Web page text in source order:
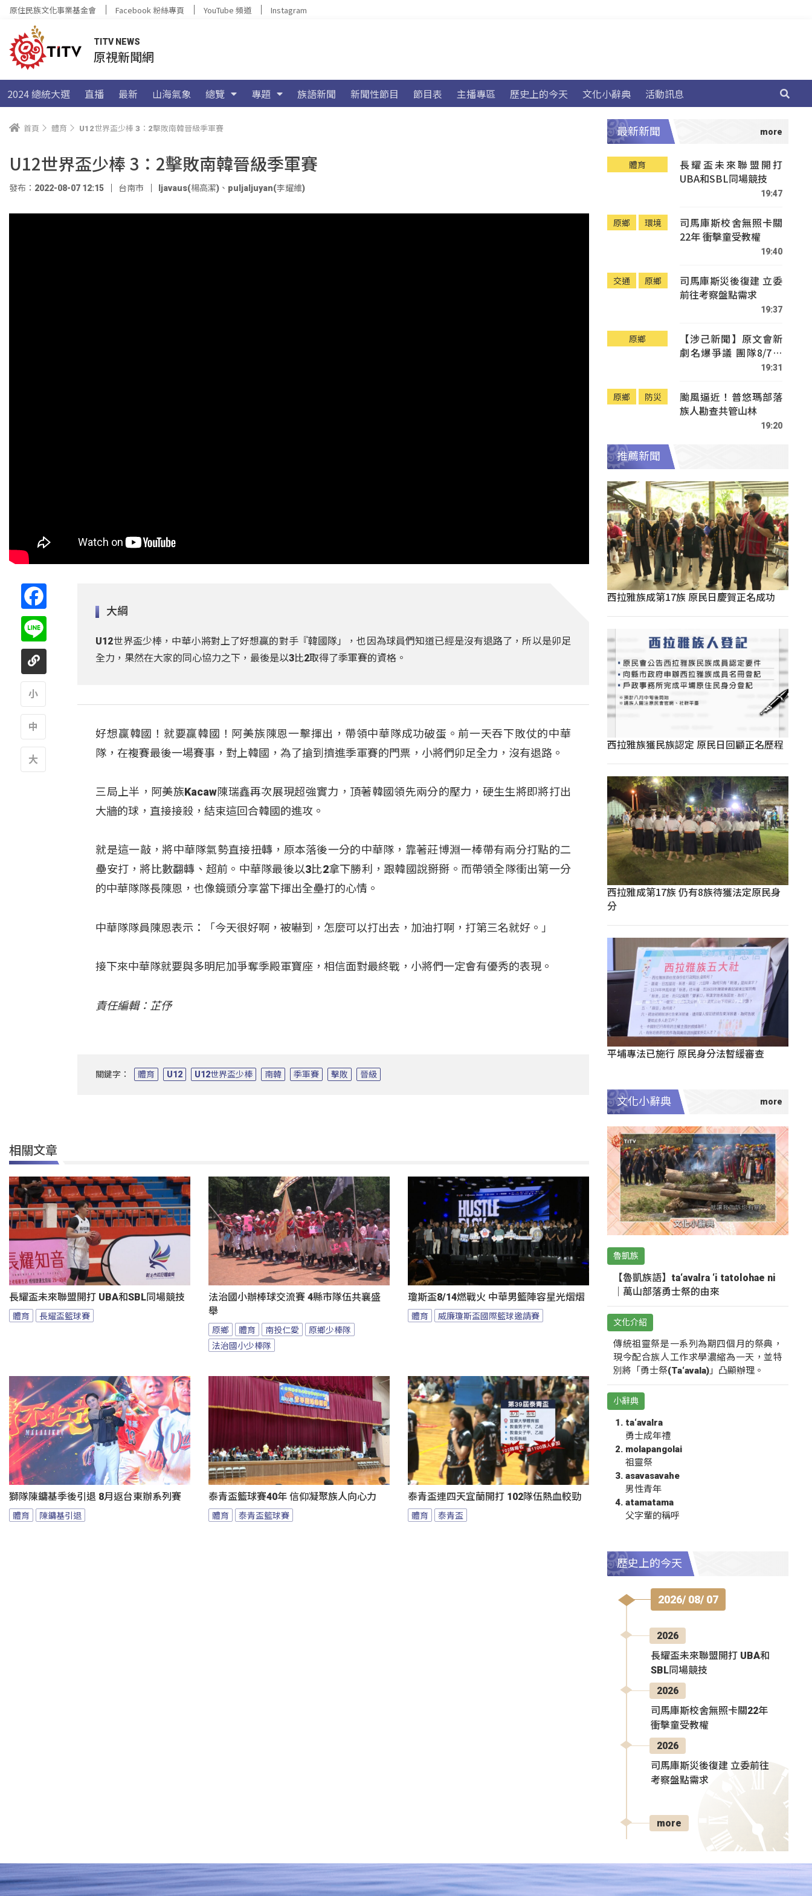
原住民族文化事業基金會 Facebook 粉絲專頁 YouTube 頻道 Instagram
TITV NEWS
原視新聞網
2024 總統大選 直播 最新 山海氣象 總覽 專題 族語新聞 新聞性節目 節目表 主播專區 歷史上的今天 文化小辭典 活動訊息
首頁 體育 U12世界盃少棒 3：2擊敗南韓晉級季軍賽
U12世界盃少棒 3：2擊敗南韓晉級季軍賽
發布：2022-08-07 12:15 台南市 ljavaus(楊高潔) 、 puljaljuyan(李耀維)
大綱
U12世界盃少棒，中華小將對上了好想贏的對手『韓國隊」，也因為球員們知道已經是沒有退路了，所以是卯足
全力，果然在大家的同心協力之下，最後是以3比2取得了季軍賽的資格。
好想贏韓國！就要贏韓國！阿美族陳恩一擊揮出，帶領中華隊成功破蛋。前一天吞下敗仗的中華
隊，在複賽最後一場賽事，對上韓國，為了搶到擠進季軍賽的門票，小將們卯足全力，沒有退路。
三局上半，阿美族Kacaw陳瑞鑫再次展現超強實力，頂著韓國領先兩分的壓力，硬生生將即將打出
大牆的球，直接接殺，結束這回合韓國的進攻。
就是這一敲，將中華隊氣勢直接扭轉，原本落後一分的中華隊，靠著莊博淵一棒帶有兩分打點的二
壘安打，將比數翻轉、超前。中華隊最後以3比2拿下勝利，跟韓國說掰掰。而帶領全隊衝出第一分
的中華隊隊長陳恩，也像鏡頭分享當下揮出全壘打的心情。
中華隊隊員陳恩表示：「今天很好啊，被嚇到，怎麼可以打出去，加油打啊，打第三名就好。」
接下來中華隊就要與多明尼加爭奪季殿軍寶座，相信面對最終戰，小將們一定會有優秀的表現。
責任編輯：芷伃
關鍵字： 體育 U12 U12世界盃少棒 南韓 季軍賽 擊敗 晉級
相關文章
長耀盃未來聯盟開打 UBA和SBL同場競技
體育 長耀盃籃球賽
法治國小辦棒球交流賽 4縣市隊伍共襄盛
舉
原鄉 體育 南投仁愛
原鄉少棒隊
法治國小少棒隊
瓊斯盃8/14燃戰火 中華男籃陣容星光熠熠
體育 威廉瓊斯盃國際籃球邀請賽
獅隊陳鏞基季後引退 8月返台東辦系列賽
體育 陳鏞基引退
泰青盃籃球賽40年 信仰凝聚族人向心力
體育 泰青盃籃球賽
泰青盃連四天宜蘭開打 102隊伍熱血較勁
體育 泰青盃
最新新聞
體育
長耀盃未來聯盟開打
UBA和SBL同場競技
19:47
原鄉 環境
司馬庫斯校舍無照卡關
22年 衝擊童受教權
19:40
交通 原鄉
司馬庫斯災後復建 立委
前往考察盤點需求
19:37
原鄉
【涉己新聞】原文會新
劇名爆爭議 團隊8/7赴
19:31
原鄉 防災
颱風逼近！普悠瑪部落
族人勘查共管山林
19:20
推薦新聞
西拉雅族成第17族 原民日慶賀正名成功
西拉雅族獲民族認定 原民日回顧正名歷程
西拉雅成第17族 仍有8族待獲法定原民身
分
平埔專法已施行 原民身分法暫緩審查
文化小辭典
魯凱族
【魯凱族語】ta‘avalra ‘i tatolohae ni
｜萬山部落勇士祭的由來
文化介紹
傳統祖靈祭是一系列為期四個月的祭典，
現今配合族人工作求學濃縮為一天，並特
別將「勇士祭(Ta‘avala)」凸顯辦理。
小辭典
ta‘avalra
勇士成年禮
molapangolai
祖靈祭
asavasavahe
男性青年
atamatama
父字輩的稱呼
歷史上的今天
2026/ 08/ 07
2026
長耀盃未來聯盟開打 UBA和
SBL同場競技
2026
司馬庫斯校舍無照卡關22年
衝擊童受教權
2026
司馬庫斯災後復建 立委前往
考察盤點需求
more